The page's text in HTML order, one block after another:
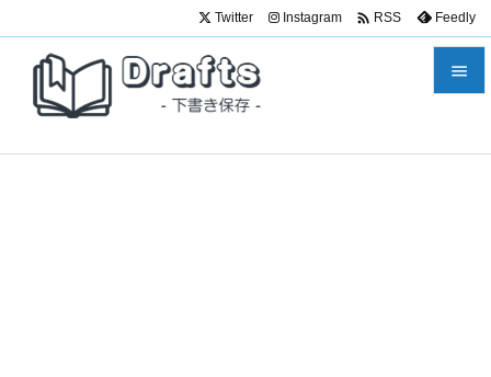

Twitter Instagram  RSS Feedly